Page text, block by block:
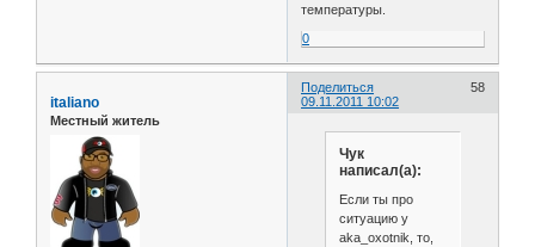
температуры.
0
Поделиться
58
09.11.2011 10:02
italiano
Местный житель
Чук
написал(а):
Если ты про
ситуацию у
aka_oxotnik, то,